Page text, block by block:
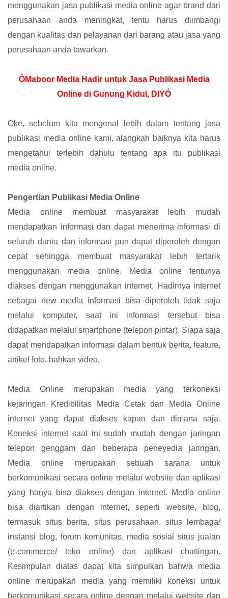
menggunakan jasa publikasi media online agar brand dari
perusahaan anda meningkat, tentu harus diimbangi
dengan kualitas dan pelayanan dari barang atau jasa yang
perusahaan anda tawarkan.
ÒMaboor Media Hadir untuk Jasa Publikasi Media
Online di Gunung Kidul, DIYÓ
Oke, sebelum kita mengenal lebih dalam tentang jasa
publikasi media online kami, alangkah baiknya kita harus
mengetahui terlebih dahulu tentang apa itu publikasi
media online.
Pengertian Publikasi Media Online
Media online membuat masyarakat lebih mudah
mendapatkan informasi dan dapat menerima informasi di
seluruh dunia dan informasi pun dapat diperoleh dengan
cepat sehingga membuat masyarakat lebih tertarik
menggunakan media online. Media online tentunya
diakses dengan menggunakan internet. Hadirnya internet
sebagai new media informasi bisa diperoleh tidak saja
melalui komputer, saat ini informasi tersebut bisa
didapatkan melalui smartphone (telepon pintar). Siapa saja
dapat mendapatkan informasi dalam bentuk berita, feature,
artikel foto, bahkan video.
Media Online merupakan media yang terkoneksi
kejaringan Kredibilitas Media Cetak dan Media Online
internet yang dapat diakses kapan dan dimana saja.
Koneksi internet saat ini sudah mudah dengan jaringan
telepon genggam dan beberapa peneyedia jaringan.
Media online merupakan sebuah sarana untuk
berkomunikasi secara online melalui website dan aplikasi
yang hanya bisa diakses dengan internet. Media online
bisa diartikan dengan internet, seperti website, blog,
termasuk situs berita, situs perusahaan, situs lembaga/
instansi blog, forum komunitas, media sosial situs jualan
(e-commerce/ toko online) dan aplikasi chattingan.
Kesimpulan diatas dapat kita simpulkan bahwa media
online merupakan media yang memiliki koneksi untuk
berkomunikasi secara online dengan melalui website dan